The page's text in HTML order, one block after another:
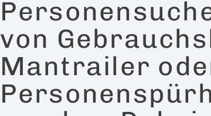
von
Mantrailer